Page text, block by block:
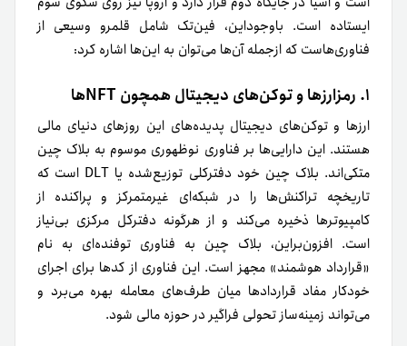
ایستاده است. باوجوداین، فین‌تک شامل قلمرو وسیعی از
فناوری‌هاست که ازجمله آن‌ها می‌توان به این‌ها اشاره کرد:
۱. رمزارزها و توکن‌های دیجیتال همچون NFTها
ارزها و توکن‌های دیجیتال پدیده‌های این روزهای دنیای مالی
هستند. این دارایی‌ها بر فناوری نوظهوری موسوم به بلاک چین
متکی‌اند. بلاک چین خود دفترکلی توزیع‌شده یا DLT است که
تاریخچه تراکنش‌ها را در شبکه‌ای غیرمتمرکز و پراکنده از
کامپیوترها ذخیره می‌کند و از هرگونه دفترکل مرکزی بی‌نیاز
است. افزون‌براین، بلاک چین به فناوری توفنده‌ای به نام
«قرارداد هوشمند» مجهز است. این فناوری از کدها برای اجرای
خودکار مفاد قراردادها میان طرف‌های معامله بهره می‌برد و
می‌تواند زمینه‌ساز تحولی فراگیر در حوزه مالی شود.